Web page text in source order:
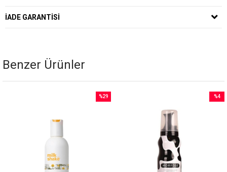
İADE GARANTISI
Benzer Ürünler
%29
%4